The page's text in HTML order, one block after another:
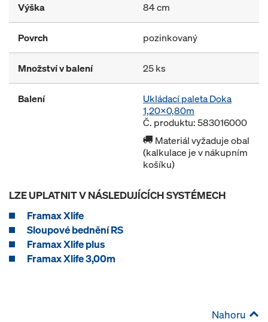
Výška 84 cm
Povrch pozinkovaný
Množství v balení 25 ks
Balení
Ukládací paleta Doka
1,20x0,80m
Č. produktu: 583016000
Materiál vyžaduje obal
(kalkulace je v nákupním
košíku)
LZE UPLATNIT V NÁSLEDUJÍCÍCH SYSTÉMECH
Framax Xlife
Sloupové bednění RS
Framax Xlife plus
Framax Xlife 3,00m
Nahoru